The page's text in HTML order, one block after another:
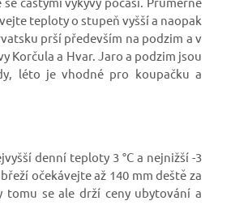
teploty o stupeň vyšší a naopak
prší především na podzim a v
Korčula a Hvar. Jaro a podzim jsou
léto je vhodné pro koupačku a
denní teploty 3 °C a nejnižší -3
očekávejte až 140 mm deště za
tomu se ale drží ceny ubytování a